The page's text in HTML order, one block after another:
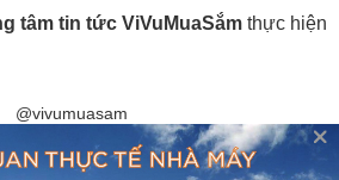
tâm tin tức ViVuMuaSắm thực hiện
@vivumuasam